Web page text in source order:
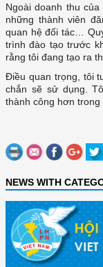
Ngoài doanh thu
những thành viên
quan hệ đối tác…
trình đào tạo trước
rằng tôi đang tạo ra
Điều quan trọng, tôi
chắn sẽ sử dụng.
thành công hơn trong
NEWS WITH